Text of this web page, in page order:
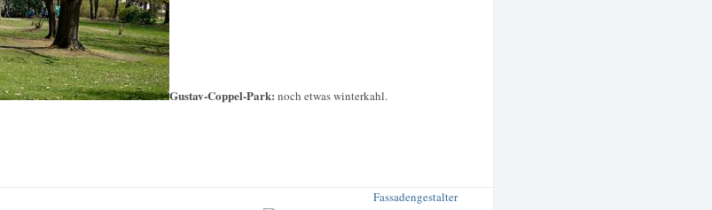
Gustav-Coppel-Park: noch etwas winterkahl.
Fassadengestalter